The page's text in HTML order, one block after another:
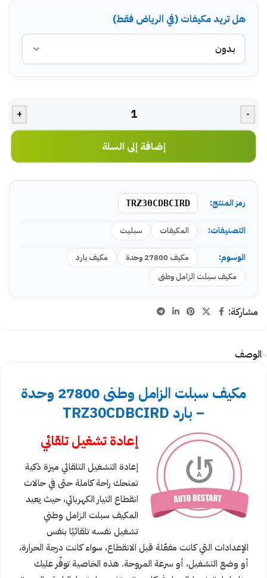
هل تريد مكيفات (في الرياض فقط)
-
+
إضافة إلى السلة
رمز المنتج: TRZ30CDBCIRD
التصنيفات: المكيفات سبليت
الوسوم: مكيف 27800 وحدة
مكيف بارد
مكيف سبلت الزامل وطنى
مشاركة:
الوصف
مكيف سبلت الزامل وطنى 27800 وحدة
– بارد TRZ30CDBCIRD
إعادة تشغيل تلقائي
إعادة التشغيل التلقائي ميزة ذكية
تمنحك راحة كاملة حتى في حالات
انقطاع التيار الكهربائي، حيث يعيد
المكيف سبلت الزامل وطني
تشغيل نفسه تلقائيًا بنفس
الإعدادات التي كانت مفعّلة قبل الانقطاع، سواء كانت درجة الحرارة،
أو وضع التشغيل، أو سرعة المروحة. هذه الخاصية توفّر عليك